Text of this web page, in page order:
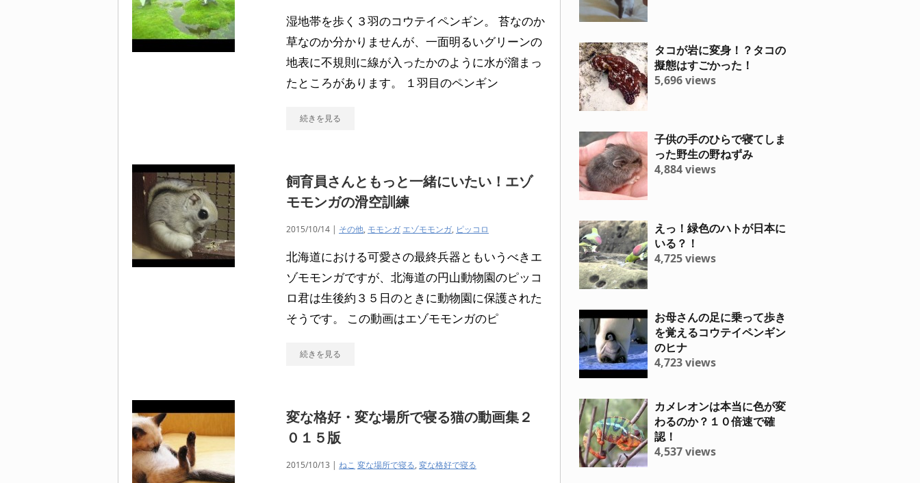
湿地帯を歩く３羽のコウテイペンギン。 苔なのか
草なのか分かりませんが、一面明るいグリーンの
地表に不規則に線が入ったかのように水が溜まっ
たところがあります。 １羽目のペンギン
続きを見る
飼育員さんともっと一緒にいたい！エゾ
モモンガの滑空訓練
2015/10/14 | その他, モモンガ エゾモモンガ, ピッコロ
北海道における可愛さの最終兵器ともいうべきエ
ゾモモンガですが、北海道の円山動物園のピッコ
ロ君は生後約３５日のときに動物園に保護された
そうです。 この動画はエゾモモンガのピ
続きを見る
変な格好・変な場所で寝る猫の動画集２
０１５版
2015/10/13 | ねこ 変な場所で寝る,変な格好で寝る
タコが岩に変身！？タコの
擬態はすごかった！
5,696 views
子供の手のひらで寝てしま
った野生の野ねずみ
4,884 views
えっ！緑色のハトが日本に
いる？！
4,725 views
お母さんの足に乗って歩き
を覚えるコウテイペンギン
のヒナ
4,723 views
カメレオンは本当に色が変
わるのか？１０倍速で確
認！
4,537 views